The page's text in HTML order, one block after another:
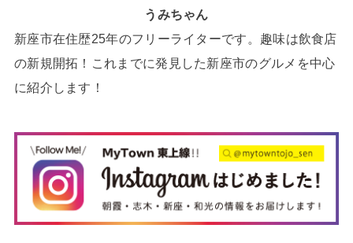
うみちゃん
新座市在住歴25年のフリーライターです。趣味は飲食店
の新規開拓！これまでに発見した新座市のグルメを中心
に紹介します！